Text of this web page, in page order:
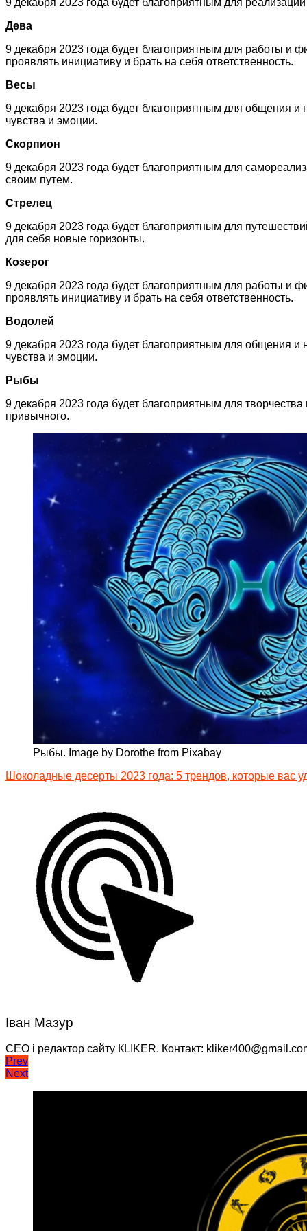
Дева
9 декабря 2023 года будет благоприятным для работы и
проявлять инициативу и брать на себя ответственность.
Весы
9 декабря 2023 года будет благоприятным для общения
чувства и эмоции.
Скорпион
9 декабря 2023 года будет благоприятным для
своим путем.
Стрелец
9 декабря 2023 года будет благоприятным для
для себя новые горизонты.
Козерог
9 декабря 2023 года будет благоприятным для работы и
проявлять инициативу и брать на себя ответственность.
Водолей
9 декабря 2023 года будет благоприятным для общения
чувства и эмоции.
Рыбы
9 декабря 2023 года будет благоприятным для
привычного.
Рыбы. Image by Dorothe from Pixabay
Шоколадные десерты 2023 года: 5 трендов, которые вас
Іван Мазур
CEO і редактор сайту КLIKER. Контакт:
Навігація
записів
Prev
Next